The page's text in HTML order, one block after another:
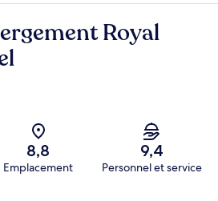
Royal
8,8
Emplacement
9,4
Personnel et service